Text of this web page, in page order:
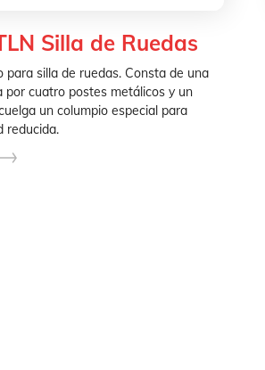
Silla de Ruedas
para silla de ruedas. Consta de una
cuatro postes metálicos y un
un columpio especial para
reducida.